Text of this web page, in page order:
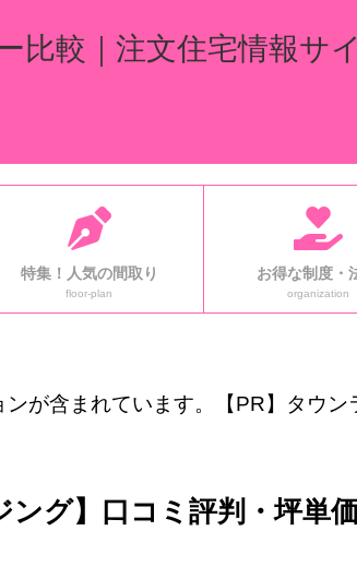
比較｜注文住宅情報
特集！人気の間取り
floor-plan
お得な制度・
organization
が含まれています。【PR】タウン
ング】口コミ評判・坪単